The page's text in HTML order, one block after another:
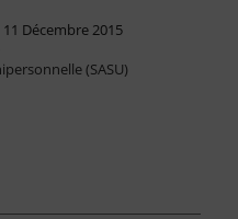
Décembre 2015
(SASU)